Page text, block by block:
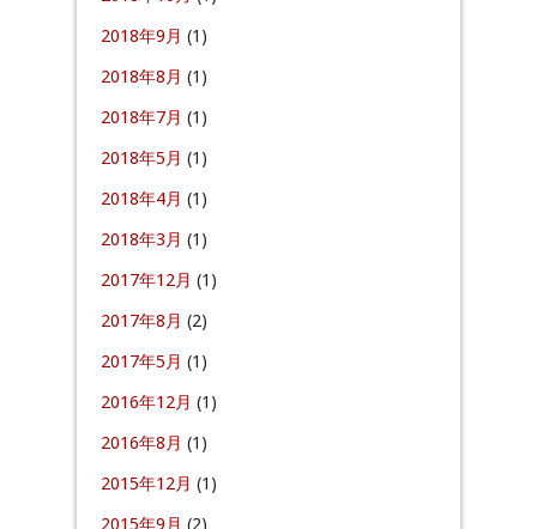
2018年9月 (1)
2018年8月 (1)
2018年7月 (1)
2018年5月 (1)
2018年4月 (1)
2018年3月 (1)
2017年12月 (1)
2017年8月 (2)
2017年5月 (1)
2016年12月 (1)
2016年8月 (1)
2015年12月 (1)
2015年9月 (2)